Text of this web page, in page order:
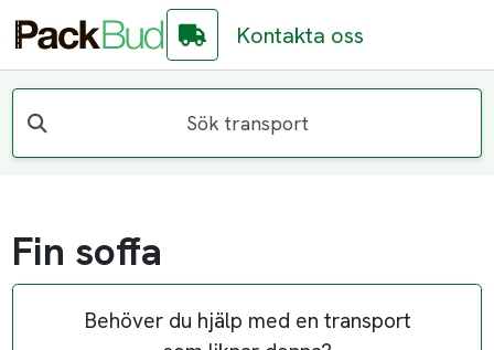
Kontakta oss
Sök transport
Fin soffa
Behöver du hjälp med en transport